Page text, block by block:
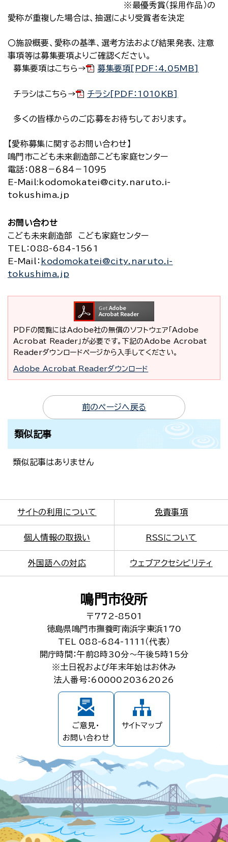
※最優秀賞（採用作品）の
愛称が重複した場合は、抽選により受賞者を決定
〇施設概要、愛称の基準、選考方法および結果発表、注意
事項等は募集要項よりご確認ください。
募集要項はこちら→
募集要項[PDF：4.05MB]
チラシはこちら→ チラシ[PDF：1010KB]
多くの皆様からのご応募をお待ちしております。
【愛称募集に関するお問い合わせ】
鳴門市こども未来創造部こども家庭センター
電話：０８８－６８４－１０９５
E-Mail:kodomokatei@city.naruto.i-
tokushima.jp
お問い合わせ
こども未来創造部 こども家庭センター
TEL
：088-684-1561
E-Mail
： kodomokatei@city.naruto.i-
tokushima.jp
PDFの閲覧にはAdobe社の無償のソフトウェア「Adobe
Acrobat Reader」が必要です。下記のAdobe Acrobat
Readerダウンロードページから入手してください。
Adobe Acrobat Readerダウンロード
前のページへ戻る
類似記事
類似記事はありません
サイトの利用について 免責事項
個人情報の取扱い RSSについて
外国語への対応 ウェブアクセシビリティ
鳴門市役所
〒772-8501
徳島県鳴門市撫養町南浜字東浜170
TEL 088-684-1111（代表）
開庁時間：午前8時30分～午後5時15分
※土日祝および年末年始はお休み
法人番号：6000020362026
ご意見・
お問い合わせ
サイトマップ